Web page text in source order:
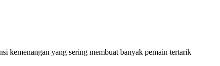
kemenangan yang sering membuat banyak pemain tertarik